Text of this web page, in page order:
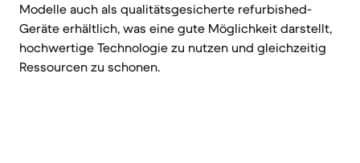
Modelle auch als qualitätsgesicherte refurbished-
Geräte erhältlich, was eine gute Möglichkeit darstellt,
hochwertige Technologie zu nutzen und gleichzeitig
Ressourcen zu schonen.